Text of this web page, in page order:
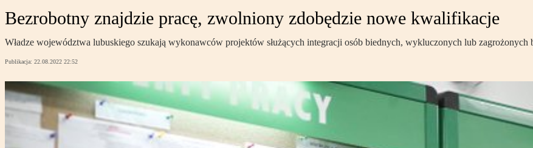
Bezrobotny znajdzie pracę, zwolniony zdobędzie nowe kwalifikacje
Władze województwa lubuskiego szukają wykonawców projektów służących integracji osób biednych, wykluczonych lub zagrożonych
Publikacja: 22.08.2022 22:52